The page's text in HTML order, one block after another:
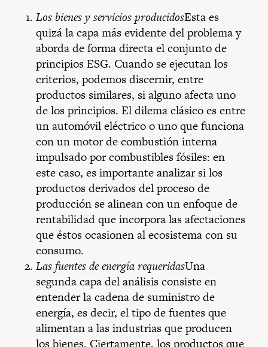
Los bienes y servicios producidosEsta es
quizá la capa más evidente del problema y
aborda de forma directa el conjunto de
principios ESG. Cuando se ejecutan los
criterios, podemos discernir, entre
productos similares, si alguno afecta uno
de los principios. El dilema clásico es entre
un automóvil eléctrico o uno que funciona
con un motor de combustión interna
impulsado por combustibles fósiles: en
este caso, es importante analizar si los
productos derivados del proceso de
producción se alinean con un enfoque de
rentabilidad que incorpora las afectaciones
que éstos ocasionen al ecosistema con su
consumo.
Las fuentes de energía requeridasUna
segunda capa del análisis consiste en
entender la cadena de suministro de
energía, es decir, el tipo de fuentes que
alimentan a las industrias que producen
los bienes. Ciertamente, los productos que